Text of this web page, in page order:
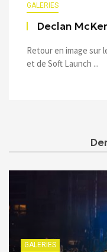
GALERIES
Declan
Retour en image sur
et de Soft Launch ...
GALERIES